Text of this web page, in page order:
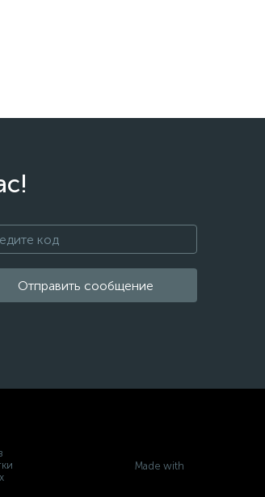
Отправить сообщение
Made with